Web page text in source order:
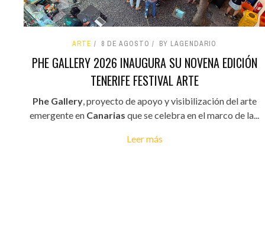
ARTE 8 DE AGOSTO BY LAGENDARIO
PHE GALLERY 2026 INAUGURA SU NOVENA EDICIÓN
TENERIFE FESTIVAL ARTE
Phe Gallery, proyecto de apoyo y visibilización del arte
emergente en Canarias que se celebra en el marco de la...
Leer más